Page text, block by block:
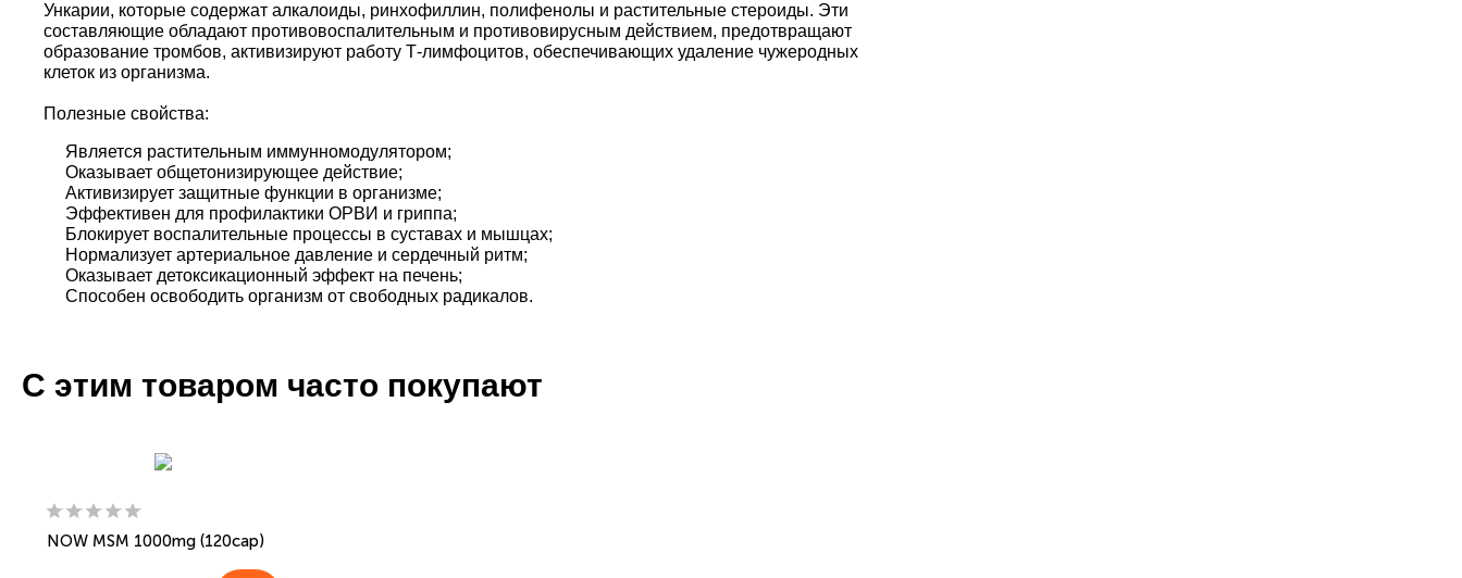
Ункарии, которые содержат алкалоиды, ринхофиллин, полифенолы и растительные стероиды. Эти
составляющие обладают противовоспалительным и противовирусным действием, предотвращают
образование тромбов, активизируют работу Т-лимфоцитов, обеспечивающих удаление чужеродных
клеток из организма.
Полезные свойства:
Является растительным иммунномодулятором;
Оказывает общетонизирующее действие;
Активизирует защитные функции в организме;
Эффективен для профилактики ОРВИ и гриппа;
Блокирует воспалительные процессы в суставах и мышцах;
Нормализует артериальное давление и сердечный ритм;
Оказывает детоксикационный эффект на печень;
Способен освободить организм от свободных радикалов.
С этим товаром часто покупают
NOW MSM 1000mg (120cap)